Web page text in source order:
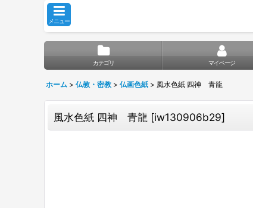
メニュー
カテゴリ マイページ
ホーム > 仏教・密教 > 仏画色紙 > 風水色紙 四神 青龍
風水色紙 四神 青龍 [iw130906b29]